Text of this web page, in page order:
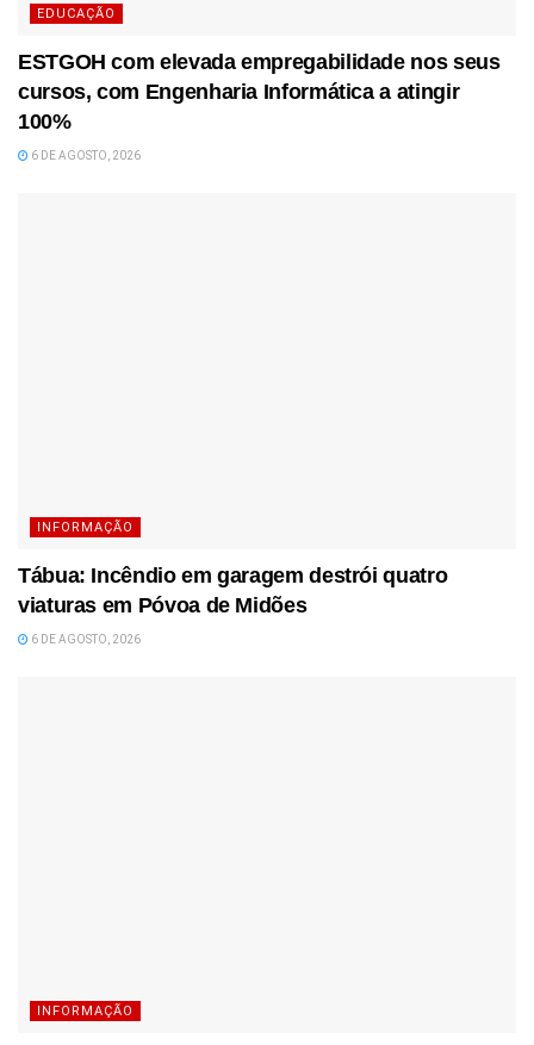
EDUCAÇÃO
ESTGOH com elevada empregabilidade nos seus
cursos, com Engenharia Informática a atingir
100%
6 DE AGOSTO, 2026
INFORMAÇÃO
Tábua: Incêndio em garagem destrói quatro
viaturas em Póvoa de Midões
6 DE AGOSTO, 2026
INFORMAÇÃO